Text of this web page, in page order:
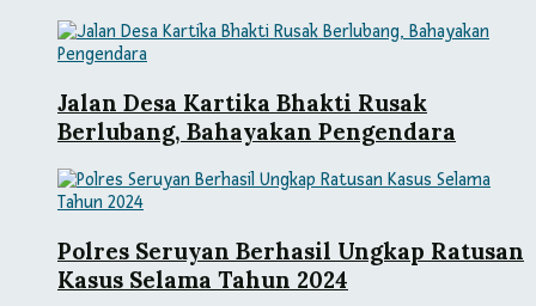
Jalan Desa Kartika Bhakti Rusak
Berlubang, Bahayakan Pengendara
Polres Seruyan Berhasil Ungkap Ratusan
Kasus Selama Tahun 2024